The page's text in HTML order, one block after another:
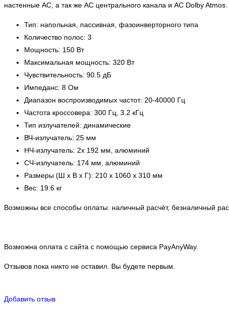
настенные АС, а так же АС центрального канала и АС Dolby Atmos.
Тип: напольная, пассивная, фазоинверторного типа
Количество полос: 3
Мощность: 150 Вт
Максимальная мощность: 320 Вт
Чувствительность: 90.5 дБ
Импеданс: 8 Ом
Диапазон воспроизводимых частот: 20-40000 Гц
Частота кроссовера: 300 Гц, 3.2 кГц
Тип излучателей: динамические
ВЧ-излучатель: 25 мм
НЧ-излучатель: 2x 192 мм, алюминий
СЧ-излучатель: 174 мм, алюминий
Размеры (Ш х В х Г): 210 x 1060 x 310 мм
Вес: 19.6 кг
Возможны все способы оплаты: наличный расчёт, безналичный
Возможна оплата с сайта с помощью сервиса PayAnyWay.
Отзывов пока никто не оставил. Вы будете первым.
Добавить отзыв